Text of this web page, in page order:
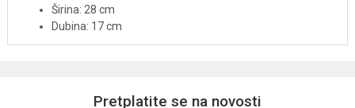
Širina: 28 cm
Dubina: 17 cm
Pretplatite se na novosti